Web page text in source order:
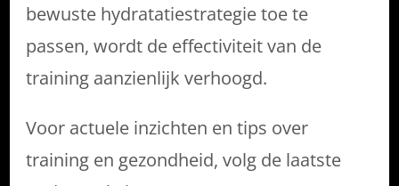
bewuste hydratatiestrategie toe te
passen, wordt de effectiviteit van de
training aanzienlijk verhoogd.
Voor actuele inzichten en tips over
training en gezondheid, volg de laatste